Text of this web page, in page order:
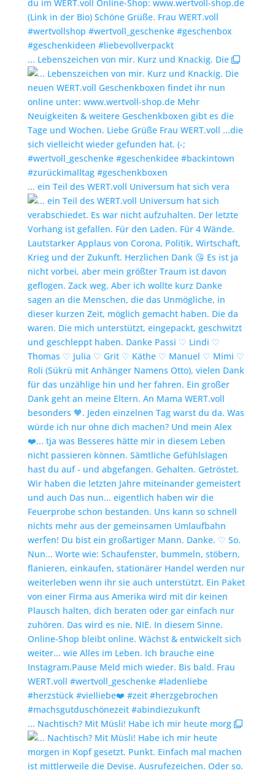
... Lebenszeichen von mir. Kurz und Knackig. Die
... ein Teil des WERT.voll Universum hat sich vera
... Nachtisch? Mit Müsli! Habe ich mir heute morg